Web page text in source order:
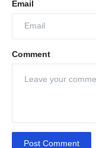
Email
Comment
Post Comment